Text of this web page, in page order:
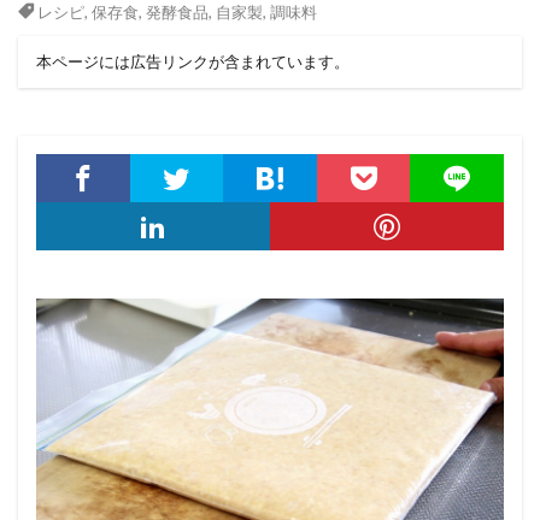
レシピ, 保存食, 発酵食品, 自家製, 調味料
本ページには広告リンクが含まれています。